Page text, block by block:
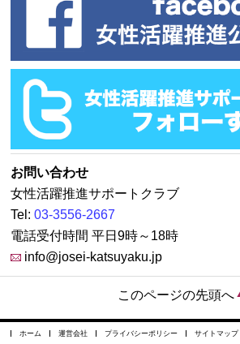
お問い合わせ
女性活躍推進サポートクラブ
Tel:03-3556-2667
電話受付時間 平日9時～18時
info@josei-katsuyaku.jp
このページの先頭へ
ホーム 運営会社 プライバシーポリシー サイトマップ